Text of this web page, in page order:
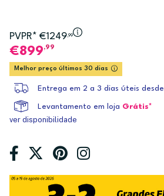
PVPR* €1249,99
899,99
Melhor preço últimos 30 dias
Entrega em 2 a 3 dias úteis desde
Levantamento em loja Grátis*
ver disponibilidade